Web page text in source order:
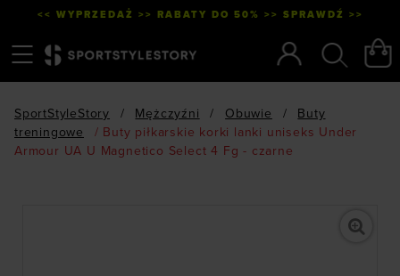
<< WYPRZEDAŻ >> RABATY DO 50% >> SPRAWDŹ >>
SportStyleStory / Mężczyźni / Obuwie /
Buty
treningowe
/ Buty piłkarskie korki lanki uniseks Under
Armour UA U Magnetico Select 4 Fg - czarne